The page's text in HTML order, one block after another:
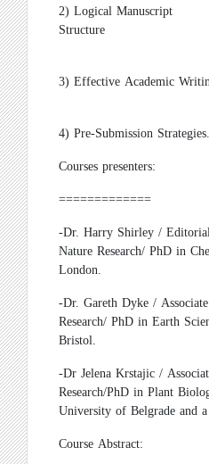
2) Logical Manuscript
Structure
3) Effective Academic
4) Pre-Submission Strategies.
Courses presenters:
=============
-Dr. Harry Shirley /
Nature Research/ PhD in
London.
-Dr. Gareth Dyke /
Research/ PhD in Earth
Bristol.
-Dr Jelena Krstajic /
Research/PhD in Plant
University of Belgrade and
Course Abstract: